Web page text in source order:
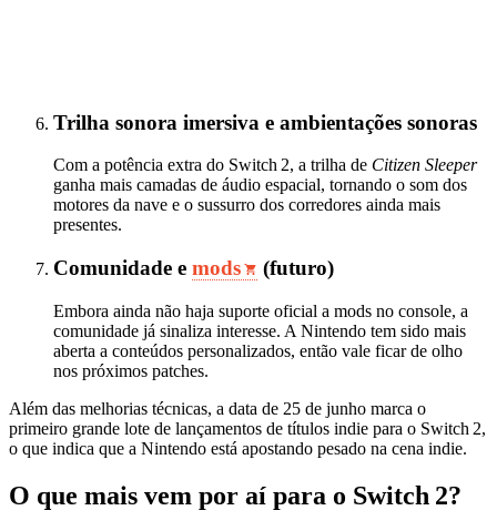
Trilha sonora imersiva e ambientações sonoras
Com a potência extra do Switch 2, a trilha de Citizen Sleeper
ganha mais camadas de áudio espacial, tornando o som dos
motores da nave e o sussurro dos corredores ainda mais
presentes.
Comunidade e mods (futuro)
Embora ainda não haja suporte oficial a mods no console, a
comunidade já sinaliza interesse. A Nintendo tem sido mais
aberta a conteúdos personalizados, então vale ficar de olho
nos próximos patches.
Além das melhorias técnicas, a data de 25 de junho marca o
primeiro grande lote de lançamentos de títulos indie para o Switch 2,
o que indica que a Nintendo está apostando pesado na cena indie.
O que mais vem por aí para o Switch 2?